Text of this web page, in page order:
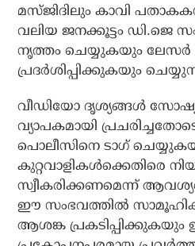
മസ്ജിദിലും കാവി
വലിയ ജനക്കൂട്ടം ഡി.ജെ
നൃത്തം ചെയ്യുകയും
പ്രദർശിപ്പിക്കുകയും
വീഡിയോ ദൃശ്യങ്ങൾ
വ്യാപകമായി
പൊലീസിനെ ടാഗ്
കുറ്റവാളികൾക്കെതിരെ
സ്വീകരിക്കണമെന്ന്
ഈ സംഭവത്തിൽ
ആശങ്ക പ്രകടിപ്പിക്കുകയും